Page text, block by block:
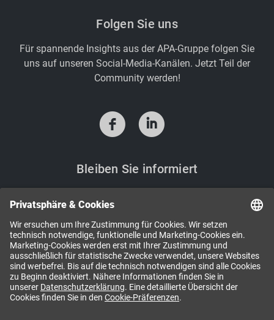
Folgen Sie uns
Für spannende Insights aus der APA-Gruppe folgen Sie
uns auf unseren Social-Media-Kanälen. Jetzt Teil der
Community werden!
f i
Bleiben Sie informiert
APA-Newslettern bekommen Sie regelmäßig aktuelle
Informationen und Einladungen direkt in Ihr Postfach.
NEWSLETTER ABONNIEREN